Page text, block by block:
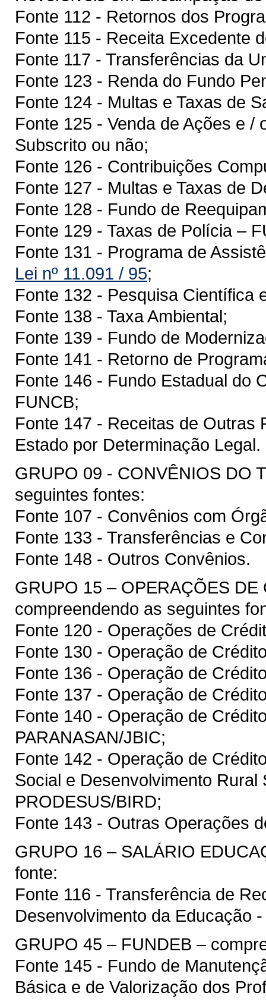
Fonte 112 - Retornos dos
Fonte 115 - Receita Excedente
Fonte 117 - Transferências da
Fonte 123 - Renda do Fundo
Fonte 124 - Multas e Taxas de
Fonte 125 - Venda de Ações e /
Subscrito ou não;
Fonte 126 - Contribuições
Fonte 127 - Multas e Taxas de
Fonte 128 - Fundo de
Fonte 129 - Taxas de Polícia –
Fonte 131 - Programa de
Lei nº 11.091 / 95;
Fonte 132 - Pesquisa Científica
Fonte 138 - Taxa Ambiental;
Fonte 139 - Fundo de
Fonte 141 - Retorno de
Fonte 146 - Fundo Estadual do
FUNCB;
Fonte 147 - Receitas de Outras
Estado por Determinação Legal.
GRUPO 09 - CONVÊNIOS DO
seguintes fontes:
Fonte 107 - Convênios com
Fonte 133 - Transferências e
Fonte 148 - Outros Convênios.
GRUPO 15 – OPERAÇÕES
compreendendo as seguintes
Fonte 120 - Operações de
Fonte 130 - Operação de
Fonte 136 - Operação de
Fonte 137 - Operação de
Fonte 140 - Operação de
PARANASAN/JBIC;
Fonte 142 - Operação de
Social e Desenvolvimento Rural
PRODESUS/BIRD;
Fonte 143 - Outras Operações
GRUPO 16 – SALÁRIO
fonte:
Fonte 116 - Transferência de
Desenvolvimento da Educação
GRUPO 45 – FUNDEB –
Fonte 145 - Fundo de
Básica e de Valorização dos